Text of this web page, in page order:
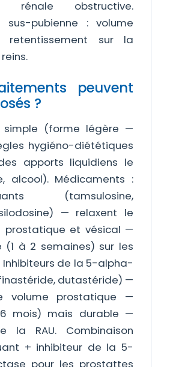
rénale obstructive.
sus-pubienne : volume
retentissement sur la
peuvent
?
simple (forme légère —
hygiéno-diététiques
apports liquidiens le
alcool). Médicaments :
(tamsulosine,
— relaxent le
prostatique et vésical —
à 2 semaines) sur les
Inhibiteurs de la 5-alpha-
dutastéride) —
volume prostatique —
mois) mais durable —
la RAU. Combinaison
+ inhibiteur de la 5-
pour les prostattes